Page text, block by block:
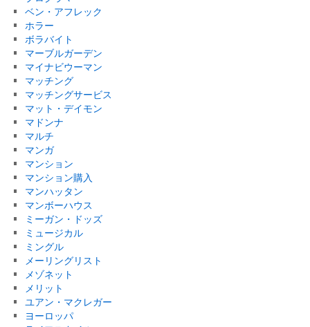
ベン・アフレック
ホラー
ボラバイト
マーブルガーデン
マイナビウーマン
マッチング
マッチングサービス
マット・デイモン
マドンナ
マルチ
マンガ
マンション
マンション購入
マンハッタン
マンボーハウス
ミーガン・ドッズ
ミュージカル
ミングル
メーリングリスト
メゾネット
メリット
ユアン・マクレガー
ヨーロッパ